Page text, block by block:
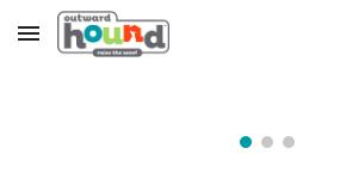
Skip to main content